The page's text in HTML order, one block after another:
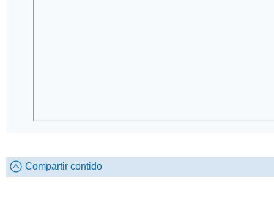
Compartir contido